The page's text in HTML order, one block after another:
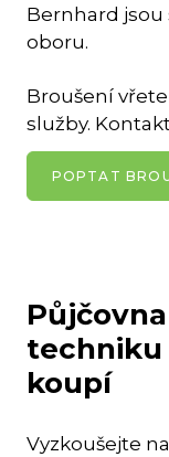
Bernhard jsou
oboru.
Broušení
služby.
POPTAT
techniku
koupí
Vyzkoušejte